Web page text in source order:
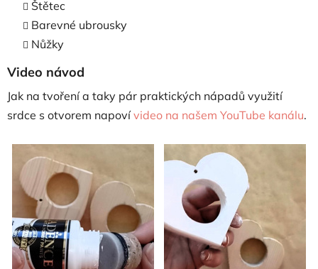
Štětec
Barevné ubrousky
Nůžky
Video návod
Jak na tvoření a taky pár praktických nápadů využití
srdce s otvorem napovívideo na našem YouTube kanálu.